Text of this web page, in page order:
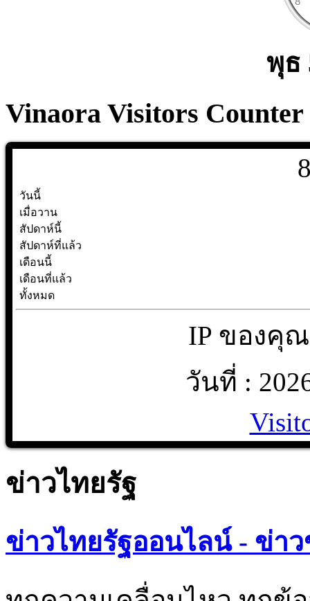
พุธ
Vinaora Visitors Counter
วันนี้
เมื่อวาน
สัปดาห์นี้
สัปดาห์ที่แล้ว
เดือนนี้
เดือนที่แล้ว
ทั้งหมด
IP ของคุณ
วันที่ :
ข่าวไทยรัฐ
ข่าวไทยรัฐออนไลน์ - ข่า